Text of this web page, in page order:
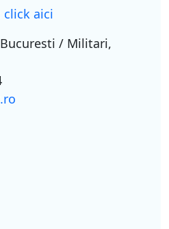
click aici
/ Militari,